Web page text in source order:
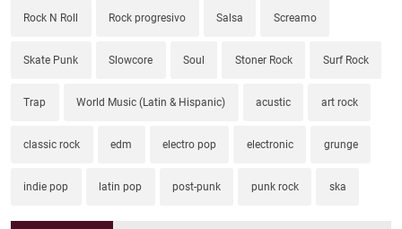
Rock N Roll Rock progresivo Salsa Screamo
Skate Punk Slowcore Soul Stoner Rock Surf Rock
Trap World Music (Latin & Hispanic) acustic art rock
classic rock edm electro pop electronic grunge
indie pop latin pop post-punk punk rock ska